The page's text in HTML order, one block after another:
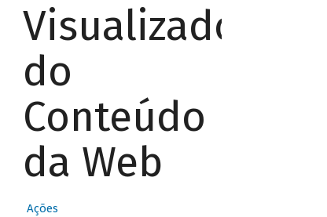
Visualizador
do
Conteúdo
da Web
Ações